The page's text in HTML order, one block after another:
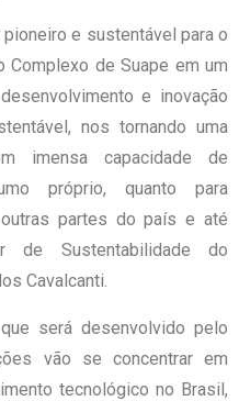
e sustentável para o
Complexo de Suape em um
e inovação
nos tornando uma
imensa capacidade de
próprio, quanto para
partes do país e até
de Sustentabilidade do
Cavalcanti.
será desenvolvido pelo
vão se concentrar em
tecnológico no Brasil,